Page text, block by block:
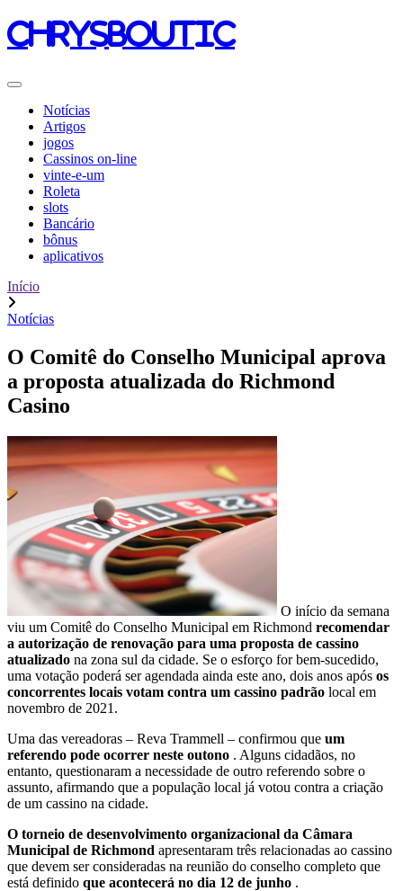
chrysboutic
Notícias
Artigos
jogos
Cassinos on-line
vinte-e-um
Roleta
slots
Bancário
bônus
aplicativos
Início
Notícias
O Comitê do Conselho Municipal aprova
a proposta atualizada do Richmond
Casino
O início da semana
viu um Comitê do Conselho Municipal em Richmond recomendar
a autorização de renovação para uma proposta de cassino
atualizado na zona sul da cidade. Se o esforço for bem-sucedido,
uma votação poderá ser agendada ainda este ano, dois anos após os
concorrentes locais votam contra um cassino padrão local em
novembro de 2021.
Uma das vereadoras – Reva Trammell – confirmou que um
referendo pode ocorrer neste outono . Alguns cidadãos, no
entanto, questionaram a necessidade de outro referendo sobre o
assunto, afirmando que a população local já votou contra a criação
de um cassino na cidade.
O torneio de desenvolvimento organizacional da Câmara
Municipal de Richmond apresentaram três relacionadas ao cassino
que devem ser consideradas na reunião do conselho completo que
está definido que acontecerá no dia 12 de junho .